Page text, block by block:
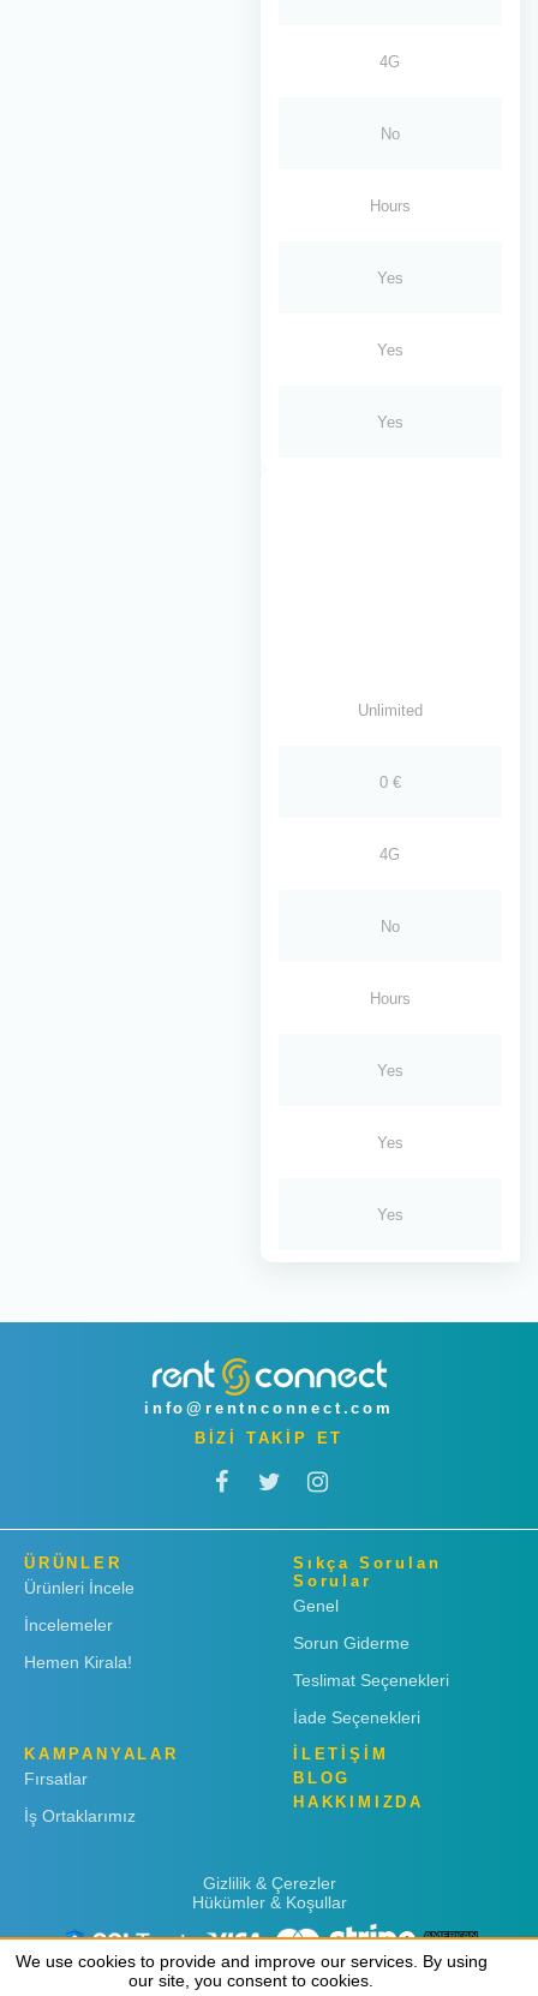
4G
No
Hours
Yes
Yes
Yes
Unlimited
0 €
4G
No
Hours
Yes
Yes
Yes
info@rentnconnect.com
BİZİ TAKİP ET
ÜRÜNLER
Ürünleri İncele
İncelemeler
Hemen Kirala!
Sıkça Sorulan
Sorular
Genel
Sorun Giderme
Teslimat Seçenekleri
İade Seçenekleri
KAMPANYALAR
Fırsatlar
İş Ortaklarımız
İLETİŞİM
BLOG
HAKKIMIZDA
Gizlilik & Çerezler
Hükümler & Koşullar
We use cookies to provide and improve our services. By using
our site, you consent to cookies.
We use cookies to provide and improve our services. By using
our site, you consent to cookies.